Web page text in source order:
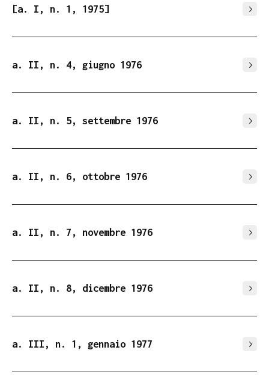
[a. I, n. 1, 1975]
a. II, n. 4, giugno 1976
a. II, n. 5, settembre 1976
a. II, n. 6, ottobre 1976
a. II, n. 7, novembre 1976
a. II, n. 8, dicembre 1976
a. III, n. 1, gennaio 1977